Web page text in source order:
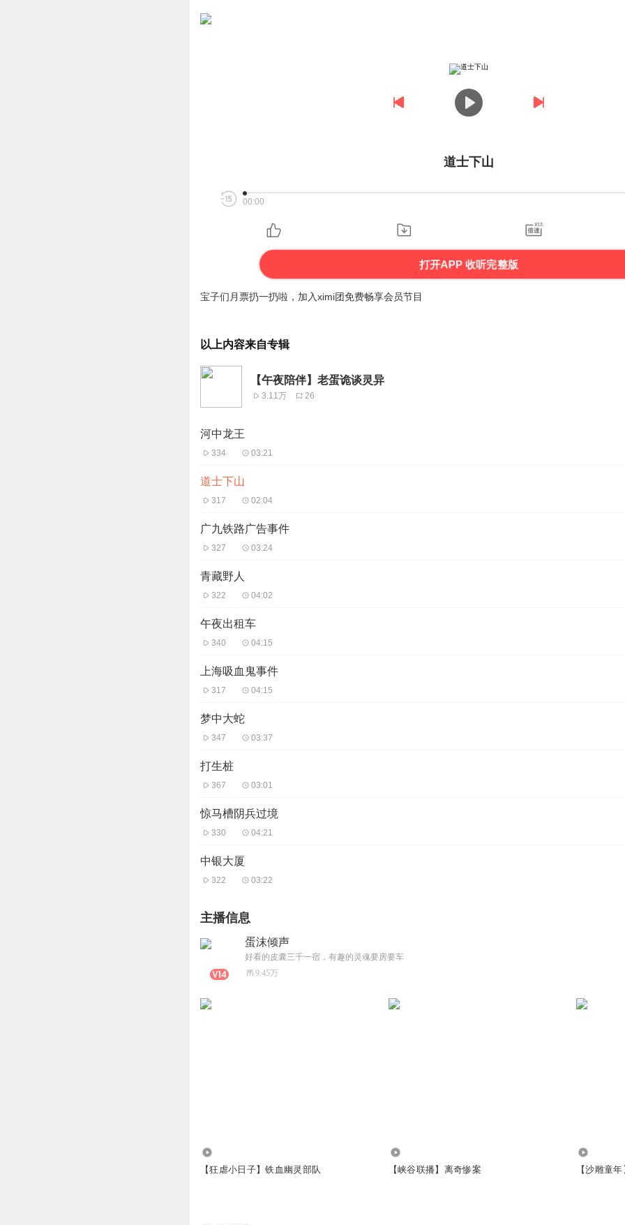
道士下山
00:00
打开APP 收听完整版
宝子们月票扔一扔啦，加入ximi团免费畅享会员节目
以上内容来自专辑
【午夜陪伴】老蛋诡谈灵异
3.11万 26
河中龙王
334 03:21
道士下山
317 02:04
广九铁路广告事件
327 03:24
青藏野人
322 04:02
午夜出租车
340 04:15
上海吸血鬼事件
317 04:15
梦中大蛇
347 03:37
打生桩
367 03:01
惊马槽阴兵过境
330 04:21
中银大厦
322 03:22
主播信息
蛋沫倾声
好看的皮囊三千一宿，有趣的灵魂要房要车
9.45万
【狂虐小日子】铁血幽灵部队 【峡谷联播】离奇惨案 【沙雕童